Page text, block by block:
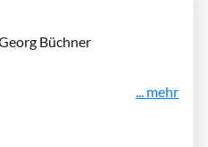
Büchner
... mehr